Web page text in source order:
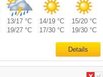
13/17 °C 14/19 °C
15/20 °C
19/27 °C 17/30 °C 19/30 °C
Details